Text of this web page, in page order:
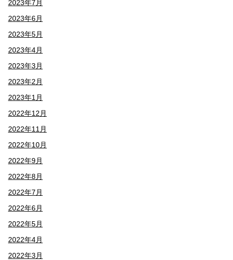
2023年7月
2023年6月
2023年5月
2023年4月
2023年3月
2023年2月
2023年1月
2022年12月
2022年11月
2022年10月
2022年9月
2022年8月
2022年7月
2022年6月
2022年5月
2022年4月
2022年3月